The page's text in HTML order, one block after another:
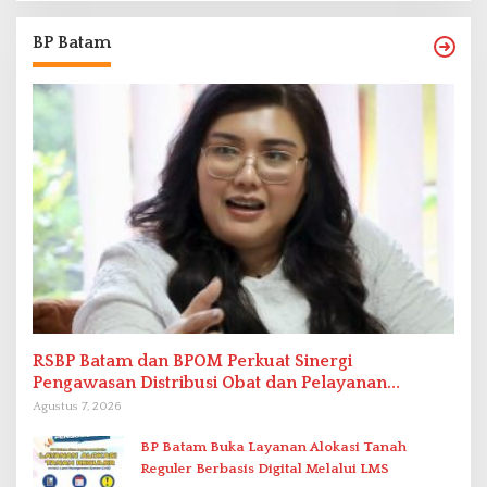
BP Batam
RSBP Batam dan BPOM Perkuat Sinergi
Pengawasan Distribusi Obat dan Pelayanan
Kefarmasian
Agustus 7, 2026
BP Batam Buka Layanan Alokasi Tanah
Reguler Berbasis Digital Melalui LMS